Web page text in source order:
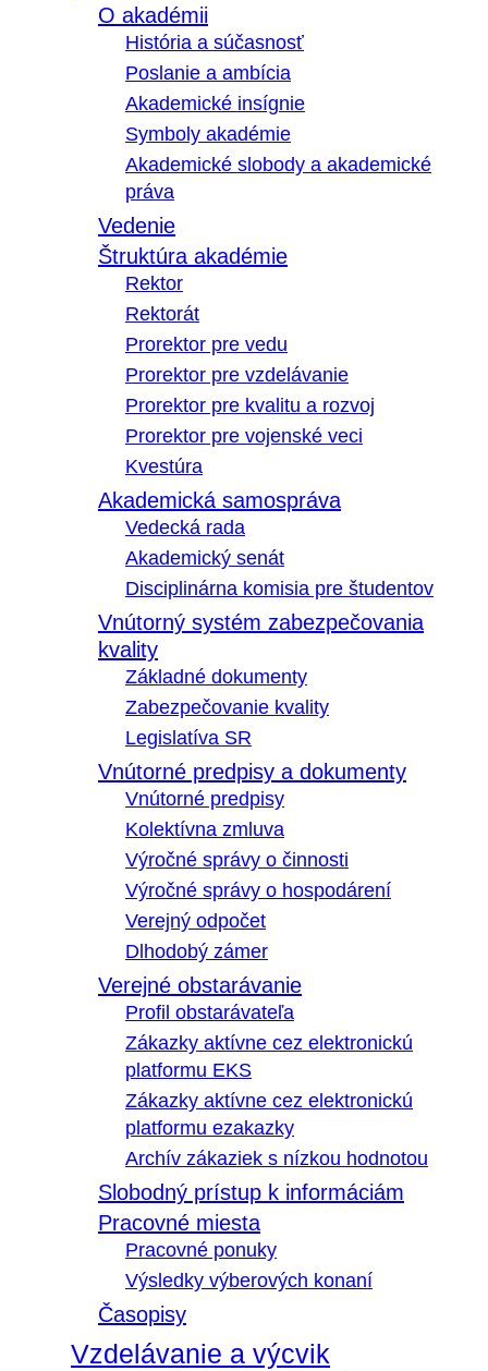
O akadémii
História a súčasnosť
Poslanie a ambícia
Akademické insígnie
Symboly akadémie
Akademické slobody a akademické
práva
Vedenie
Štruktúra akadémie
Rektor
Rektorát
Prorektor pre vedu
Prorektor pre vzdelávanie
Prorektor pre kvalitu a rozvoj
Prorektor pre vojenské veci
Kvestúra
Akademická samospráva
Vedecká rada
Akademický senát
Disciplinárna komisia pre študentov
Vnútorný systém zabezpečovania
kvality
Základné dokumenty
Zabezpečovanie kvality
Legislatíva SR
Vnútorné predpisy a dokumenty
Vnútorné predpisy
Kolektívna zmluva
Výročné správy o činnosti
Výročné správy o hospodárení
Verejný odpočet
Dlhodobý zámer
Verejné obstarávanie
Profil obstarávateľa
Zákazky aktívne cez elektronickú
platformu EKS
Zákazky aktívne cez elektronickú
platformu ezakazky
Archív zákaziek s nízkou hodnotou
Slobodný prístup k informáciám
Pracovné miesta
Pracovné ponuky
Výsledky výberových konaní
Časopisy
Vzdelávanie a výcvik